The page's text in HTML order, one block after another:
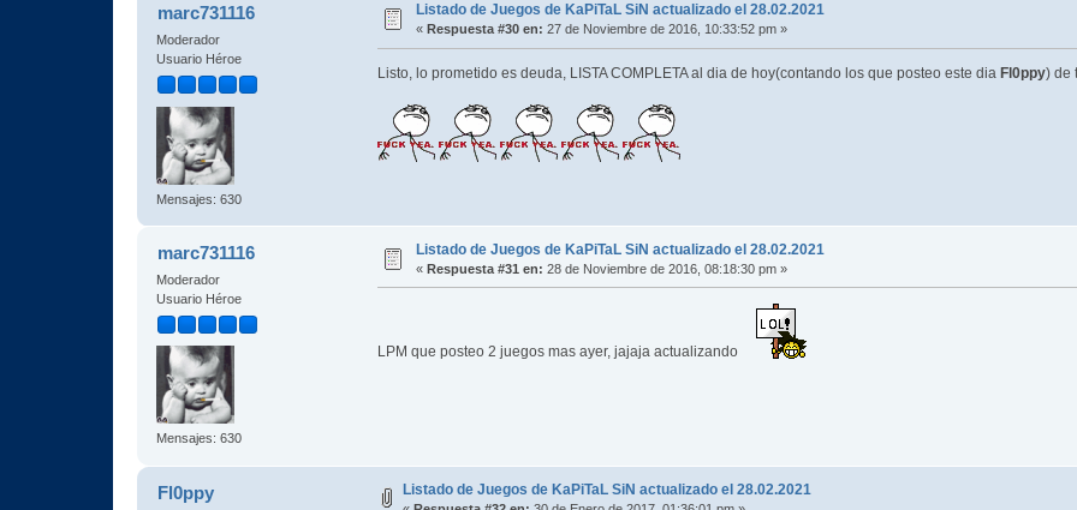
marc731116
Moderador
Usuario Héroe
Mensajes: 630
Listado de Juegos de KaPiTaL SiN actualizado el 28.02.2021
«Respuesta #30 en: 27 de Noviembre de 2016, 10:33:52 pm »
Listo, lo prometido es deuda, LISTA COMPLETA al dia de hoy(contando los que posteo este dia Fl0ppy) de
marc731116
Moderador
Usuario Héroe
Mensajes: 630
Listado de Juegos de KaPiTaL SiN actualizado el 28.02.2021
«Respuesta #31 en: 28 de Noviembre de 2016, 08:18:30 pm »
LPM que posteo 2 juegos mas ayer, jajaja actualizando
Fl0ppy Listado de Juegos de KaPiTaL SiN actualizado el 28.02.2021